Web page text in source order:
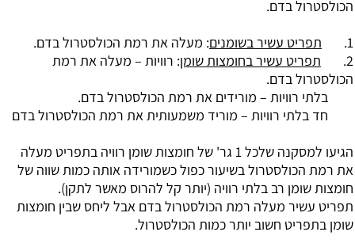
הכולסטרול בדם.
1.
תפריט עשיר בשומנים: מעלה את רמת הכולסטרול בדם.
2.
תפריט עשיר בחומצות שומן: רוויות – מעלה את רמת
הכולסטרול בדם.
בלתי רוויות – מורידים את רמת הכולסטרול בדם.
חד בלתי רוויות – מוריד משמעותית את רמת הכולסטרול בדם
הגיעו למסקנה שלכל 1 גר' של חומצות שומן רוויה בתפריט מעלה
את רמת הכולסטרול בשיעור כפול כשמורידה אותה כמות שווה של
חומצות שומן רב בלתי רוויה (יותר קל להרוס מאשר לתקן).
תפריט עשיר מעלה רמת הכולסטרול בדם אבל ליחס שבין חומצות
שומן בתפריט חשוב יותר כמות הכולסטרול.